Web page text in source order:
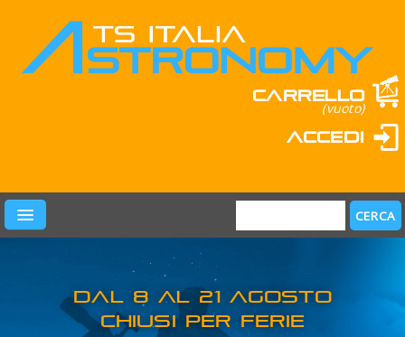
Carrello
(vuoto)
Accedi
PRODOTTI